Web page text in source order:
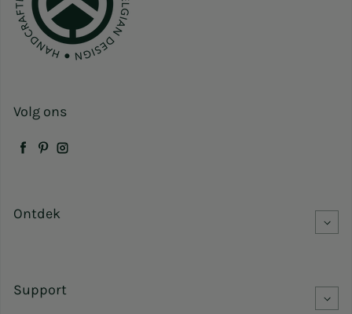
Volg ons
Facebook
Pinterest
Instagram
Ontdek
Support